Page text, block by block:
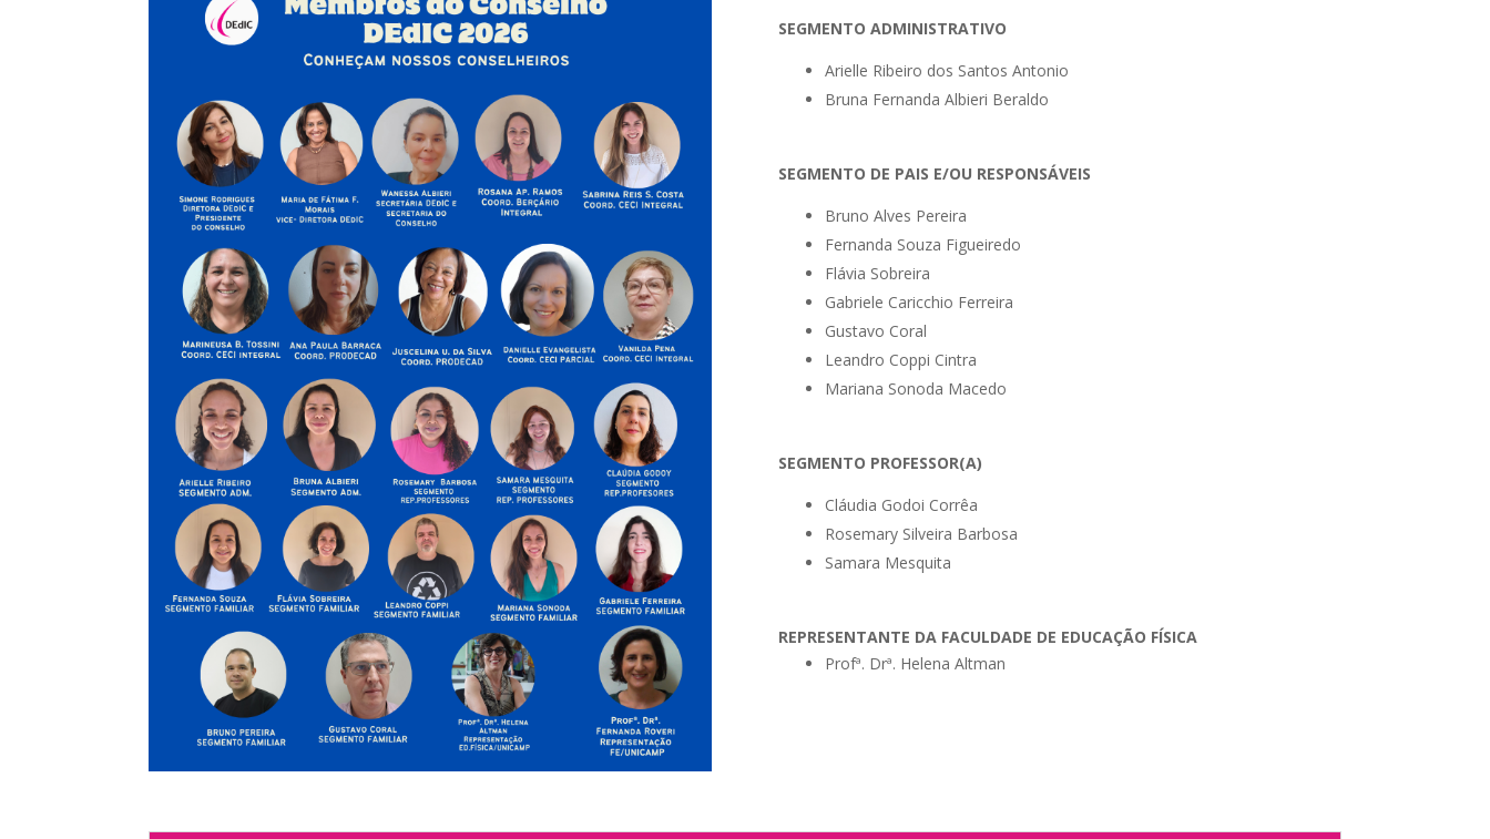
SEGMENTO ADMINISTRATIVO
Arielle Ribeiro dos Santos Antonio
Bruna Fernanda Albieri Beraldo
SEGMENTO DE PAIS E/OU RESPONSÁVEIS
Bruno Alves Pereira
Fernanda Souza Figueiredo
Flávia Sobreira
Gabriele Caricchio Ferreira
Gustavo Coral
Leandro Coppi Cintra
Mariana Sonoda Macedo
SEGMENTO PROFESSOR(A)
Cláudia Godoi Corrêa
Rosemary Silveira Barbosa
Samara Mesquita
REPRESENTANTE DA FACULDADE DE EDUCAÇÃO FÍSICA
Profª. Drª. Helena Altman